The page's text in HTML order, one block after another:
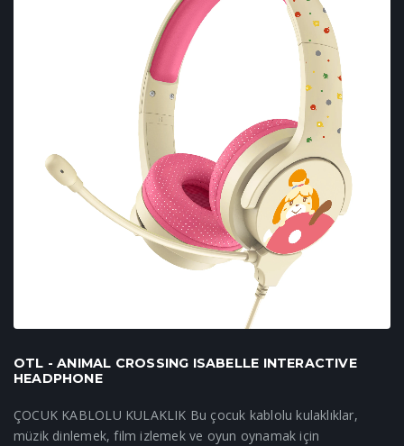
OTL - ANIMAL CROSSING ISABELLE INTERACTIVE
HEADPHONE
ÇOCUK KABLOLU KULAKLIK Bu çocuk kablolu kulaklıklar,
müzik dinlemek, film izlemek ve oyun oynamak için